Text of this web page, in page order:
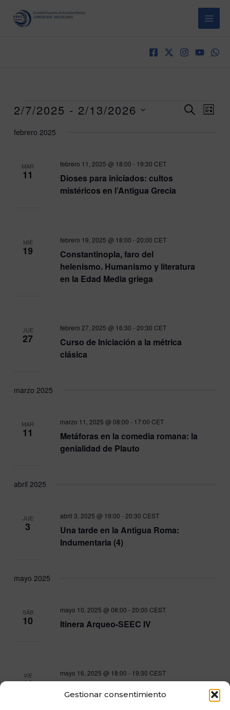
Gestionar consentimiento
contenido
Eventos
Navegación
BUSCAR
de
2/7/2025 - 2/13/2026
fecha.
febrero 2025
MAR
11
Dioses para iniciados: cultos
mistéricos en l’Antigua Grecia
febrero 11, 2025 @ 18:00 - 19:30 CET
MIÉ
19
Constantinopla, faro del
helenismo. Humanismo y literatura
en la Edad Media griega
febrero 19, 2025 @ 18:00 - 20:00 CET
JUE
27
Curso de Iniciación a la métrica
clásica
febrero 27, 2025 @ 16:30 -20:30 CET
marzo 2025
MAR
11
Metáforas en la comedia romana: la
genialidad de Plauto
marzo 11, 2025 @ 08:00 - 17:00 CET
abril 2025
JUE
3
Una tarde en la Antigua Roma:
Indumentaria (4)
abril 3, 2025 @ 19:00 - 20:30 CEST
mayo 2025
SÁB
10 Itinera Arqueo-SEEC IV
mayo 10, 2025 @ 08:00 - 20:00 CEST
VIE
16
mayo 16, 2025 @ 18:00 - 19:30 CEST